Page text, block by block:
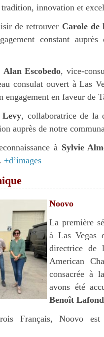
innovation et
de retrouver Carole de
constant
Alan Escobedo, vice-
consulat ouvert à Las
engagement en faveur de
Levy, collaboratrice de la
auprès de notre
à Sylvie
+d’images
Noovo
La première
à Las Vegas
directrice de
American
consacrée à
avons été
Benoît Lafond
Français, Noovo est